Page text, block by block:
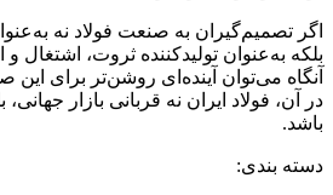
اگر تصمیم‌گیران به صنعت فولاد نه
بلکه به‌عنوان تولیدکننده ثروت، اشتغال و
آنگاه می‌توان آینده‌ای روشن‌تر برای
در آن، فولاد ایران نه قربانی بازار
باشد.
دسته بندی: